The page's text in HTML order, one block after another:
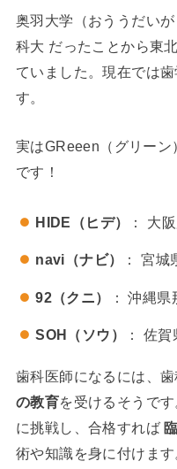
奥羽大学（おううだい
科大 だったことから東
ていました。現在では
す。
実はGReeen（グリー
です！
HIDE（ヒデ） ： 大
navi（ナビ） ： 宮城
92（クニ） ： 沖縄
SOH（ソウ） ： 佐
歯科医師になるには、
の教育を受けるそうです
に挑戦し、合格すれば
術や知識を身に付けま